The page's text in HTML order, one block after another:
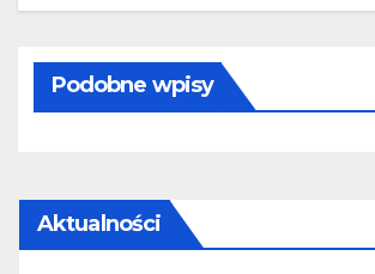
Podobne wpisy
Aktualności